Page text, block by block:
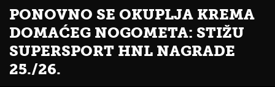
PONOVNO SE OKUPLJA KREMA
DOMAĆEG NOGOMETA: STIŽU
SUPERSPORT HNL NAGRADE
25./26.